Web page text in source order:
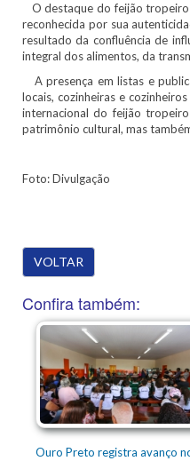
O destaque do feijão tropeiro
reconhecida por sua
resultado da confluência de
integral dos alimentos, da
A presença em listas e
locais, cozinheiras e
internacional do feijão
patrimônio cultural, mas
Foto: Divulgação
VOLTAR
Confira também:
Ouro Preto registra avanço